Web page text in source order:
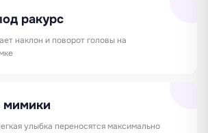
ракурс
наклон и поворот головы на
мимики
улыбка переносятся максимально